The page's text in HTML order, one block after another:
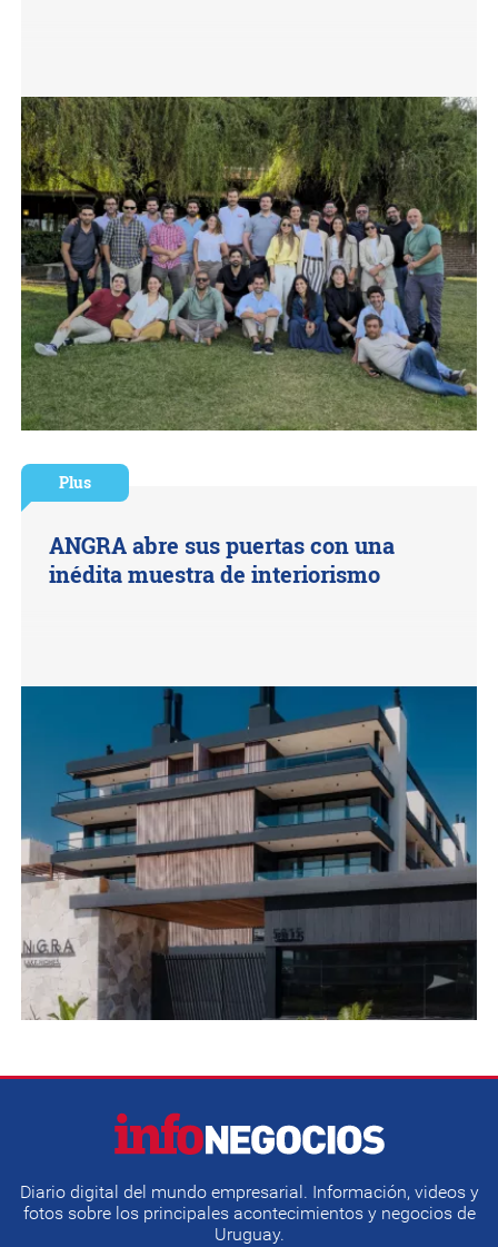
Plus
ANGRA abre sus puertas con una
inédita muestra de interiorismo
Diario digital del mundo empresarial. Información, videos y
fotos sobre los principales acontecimientos y negocios de
Uruguay.